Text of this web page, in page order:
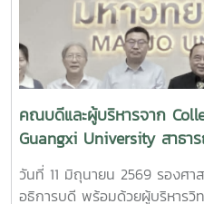
คุณภาพและมาตรฐานผลิตภัณฑ์
คณบดีและผู้บริหารจาก
Guangxi University สาธา
มหาวิทยาลัยแม่โจ้
วันที่ 11 มิถุนายน 2569 รองศา
อธิการบดี พร้อมด้วยผู้บริหารวิ